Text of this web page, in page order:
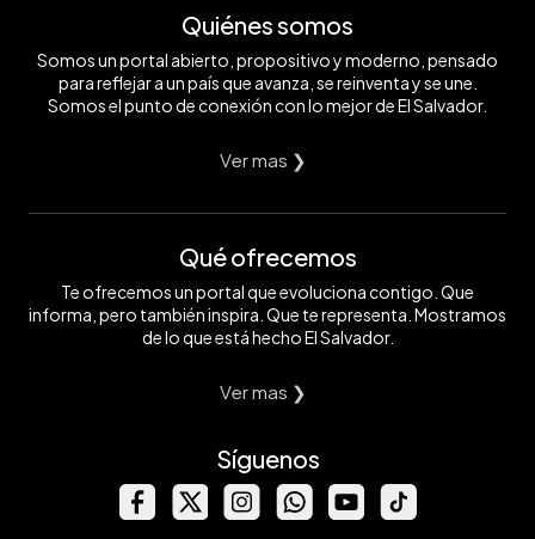
Quiénes somos
Somos un portal abierto, propositivo y moderno, pensado
para reflejar a un país que avanza, se reinventa y se une.
Somos el punto de conexión con lo mejor de El Salvador.
Ver mas ❯
Qué ofrecemos
Te ofrecemos un portal que evoluciona contigo. Que
informa, pero también inspira. Que te representa. Mostramos
de lo que está hecho El Salvador.
Ver mas ❯
Síguenos